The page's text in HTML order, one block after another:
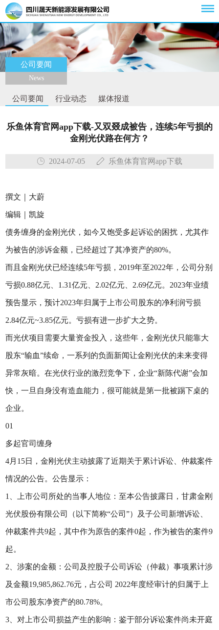
公司要闻
News
公司要闻 行业动态 媒体报道
乐鱼体育官网app下载-又双叕成被告，连续5年亏损的
金刚光伏路在何方？
2024-07-05 乐鱼体育官网app下载
撰文｜大蔚
编辑｜凯旋
债务缠身的金刚光伏，如今又饱受多起诉讼的困扰，尤其作
为被告的涉诉金额，已经超过了其净资产的80%。
而且金刚光伏已经连续5年亏损，2019年至2022年，公司分别
亏损0.88亿元、1.31亿元、2.02亿元、2.69亿元。2023年业绩
预告显示，预计2023年归属于上市公司股东的净利润亏损
2.84亿元~3.85亿元。亏损有进一步扩大之势。
而光伏项目需要大量资金投入，这些年，金刚光伏只能靠大
股东“输血”续命，一系列的负面新闻让金刚光伏的未来变得
异常灰暗。在光伏行业的激烈竞争下，企业“新陈代谢”会加
快，一旦自身没有造血能力，很可能就是第一批被踢下桌的
企业。
01
多起官司缠身
4月15日，金刚光伏主动披露了近期关于累计诉讼、仲裁案件
情况的公告。公告显示：
1、上市公司所处的当事人地位：至本公告披露日，甘肃金刚
光伏股份有限公司（以下简称“公司”）及子公司新增诉讼、
仲裁案件共9起，其中作为原告的案件0起，作为被告的案件9
起。
2、涉案的金额：公司及控股子公司诉讼（仲裁）事项累计涉
及金额19,985,862.76元，占公司 2022年度经审计的归属于上
市公司股东净资产的80.78%。
3、对上市公司损益产生的影响：鉴于部分诉讼案件尚未开庭